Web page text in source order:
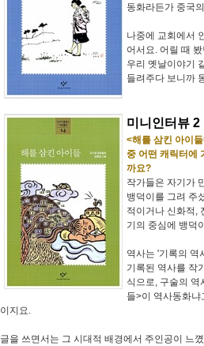
동화라든가 중국
나중에 교회에서
어서요. 어릴 때
우리 옛날이야기
들려주다 보니까
미니인터뷰 2
<해를 삼킨 아이
중 어떤 캐릭터에
까요?
작가들은 자기가
뱅덕이를 그려 주
적이거나 신화적,
기의 중심에 뱅덕
역사는 '기록의 역
기록된 역사를 작
식으로, 구술의 역
들>이 역사동화
이지요.
글을 쓰면서는 그 시대적 배경에서 주인공이 느